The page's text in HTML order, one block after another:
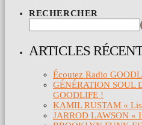
RECHERCHER
ARTICLES
Écoutez Radio
GÉNÉRATION SOUL
GOODLIFE !
KAMIL RUSTAM «
JARROD LAWSON «